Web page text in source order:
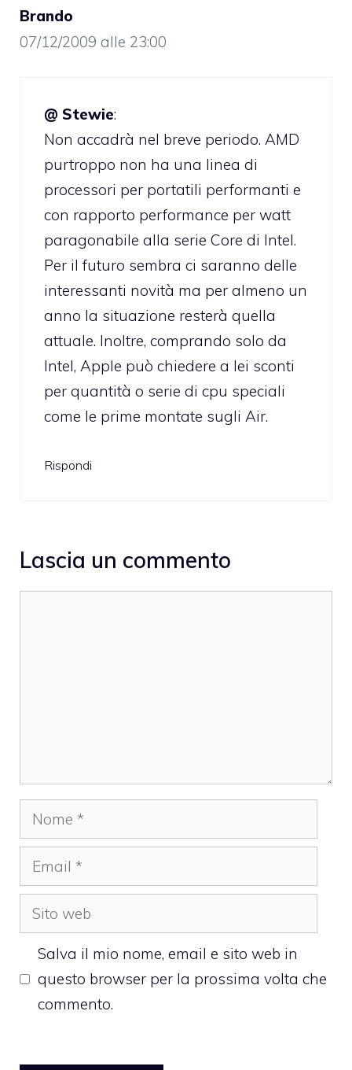
Brando
07/12/2009 alle 23:00
@ Stewie:
Non accadrà nel breve periodo. AMD
purtroppo non ha una linea di
processori per portatili performanti e
con rapporto performance per watt
paragonabile alla serie Core di Intel.
Per il futuro sembra ci saranno delle
interessanti novità ma per almeno un
anno la situazione resterà quella
attuale. Inoltre, comprando solo da
Intel, Apple può chiedere a lei sconti
per quantità o serie di cpu speciali
come le prime montate sugli Air.
Rispondi
Lascia un commento
Nome
Email
Sito
web
Salva il mio nome, email e sito web in
questo browser per la prossima volta che
commento.